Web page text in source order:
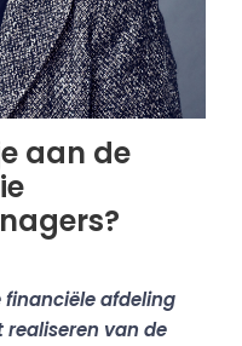
aan de
financiële afdeling
van de